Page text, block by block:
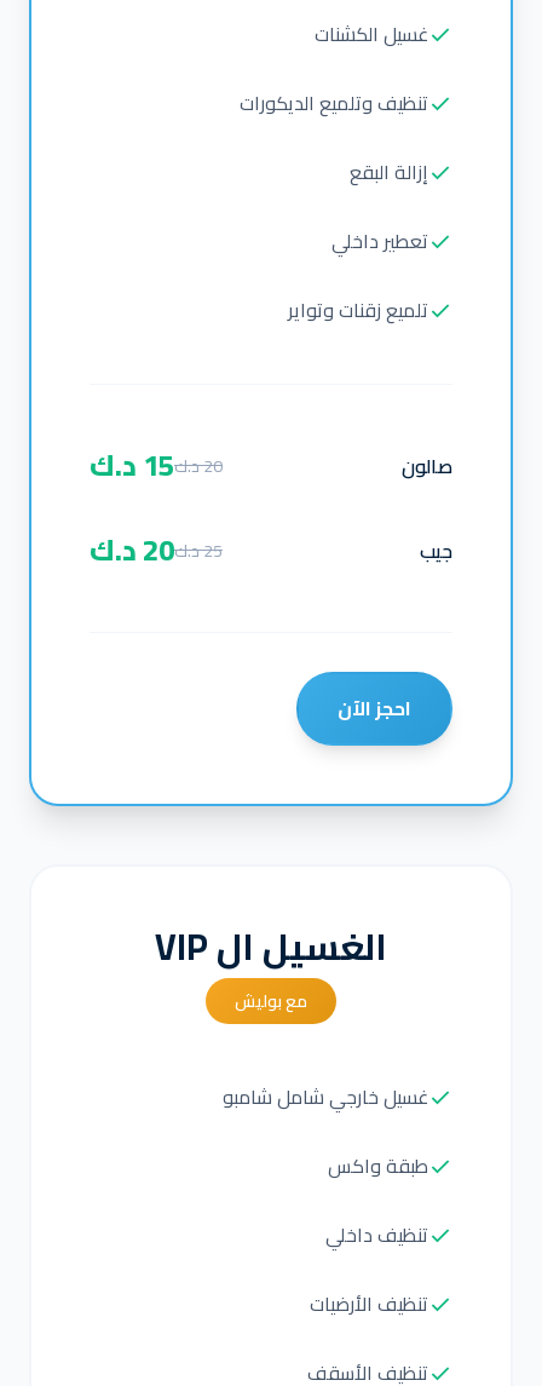
غسيل الكشنات
تنظيف وتلميع الديكورات
إزالة البقع
تعطير داخلي
تلميع زقنات وتواير
صالون 20 د.ك 15 د.ك
جيب 25 د.ك 20 د.ك
احجز الآن
الغسيل ال VIP
مع بوليش
غسيل خارجي شامل شامبو
طبقة واكس
تنظيف داخلي
تنظيف الأرضيات
تنظيف الأسقف